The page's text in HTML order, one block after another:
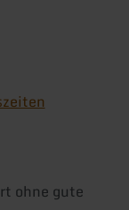
ohne gute